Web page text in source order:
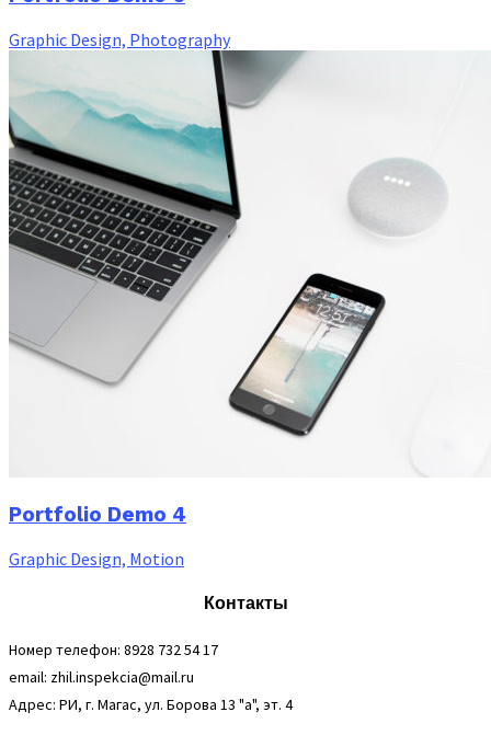
Graphic Design, Photography
Portfolio Demo 4
Graphic Design, Motion
Контакты
Номер телефон: 8928 732 54 17
email: zhil.inspekcia@mail.ru
Адрес: РИ, г. Магас, ул. Борова 13 "а", эт. 4